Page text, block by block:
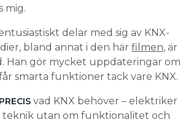
mig.
delar med sig av KNX-
bland annat i den här filmen, är
Han gör mycket uppdateringar om
smarta funktioner tack vare KNX.
vad KNX behöver – elektriker
teknik utan om funktionalitet och